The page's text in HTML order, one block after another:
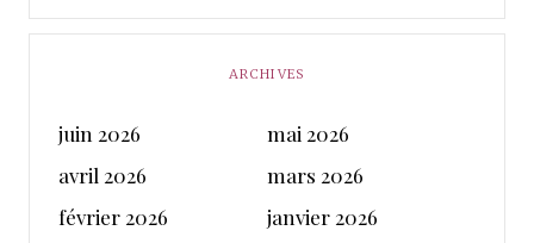
ARCHIVES
juin 2026
mai 2026
avril 2026
mars 2026
février 2026
janvier 2026